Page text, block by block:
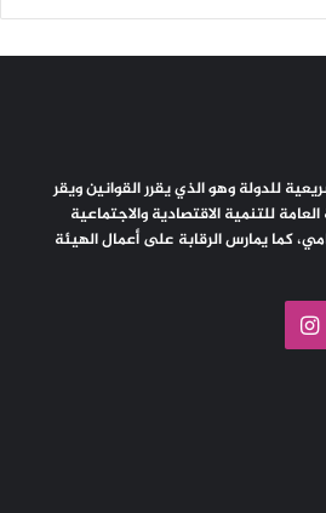
الخدمات
للدولة وهو الذي يقرر القوانين ويقر
للتنمية الاقتصادية والاجتماعية
كما يمارس الرقابة على أعمال الهيئة